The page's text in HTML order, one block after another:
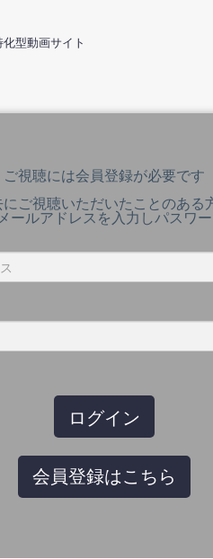
型動画サイト
ご視聴には会員登録が必要です
にご視聴いただいたことのある
ールアドレスを入力しパスワ
ログイン
会員登録はこちら